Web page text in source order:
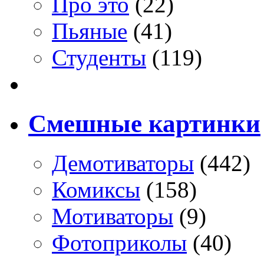
Пьяные (41)
Студенты (119)
Смешные картинки
Демотиваторы (442)
Комиксы (158)
Мотиваторы (9)
Фотоприколы (40)